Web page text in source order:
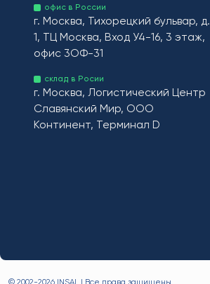
офис в России
г. Москва, Тихорецкий бульвар, д.
1, ТЦ Москва, Вход У4-16, 3 этаж,
офис 3ОФ-31
склад в Росии
г. Москва, Логистический Центр
Славянский Мир, ООО
Континент, Терминал D
© 2002-2026 INSAL | Все права защищены